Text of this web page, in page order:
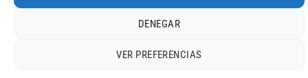
DENEGAR
VER PREFERENCIAS